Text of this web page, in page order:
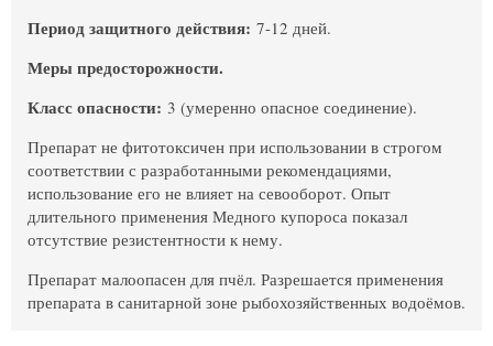
Период защитного действия: 7-12 дней.
Меры предосторожности.
Класс опасности: 3 (умеренно опасное соединение).
Препарат не фитотоксичен при использовании в строгом
соответствии с разработанными рекомендациями,
использование его не влияет на севооборот. Опыт
длительного применения Медного купороса показал
отсутствие резистентности к нему.
Препарат малоопасен для пчёл. Разрешается применения
препарата в санитарной зоне рыбохозяйственных водоёмов.